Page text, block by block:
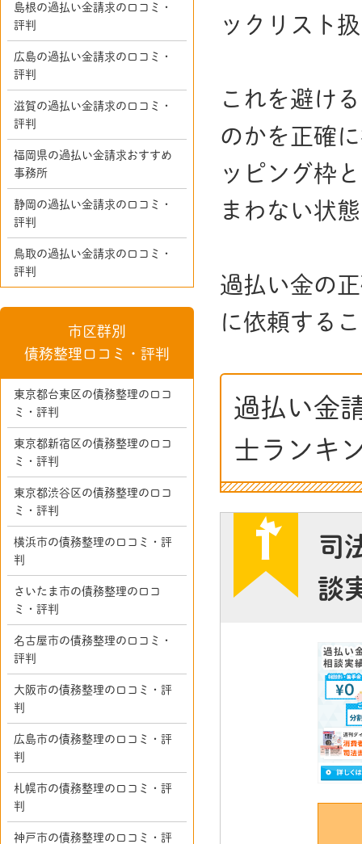
ックリスト
これを避け
のかを正確
ッピング枠
まわない状
過払い金の
に依頼する
過払い金
士ランキ
司
談
島根の過払い金請求の口コミ・
評判
広島の過払い金請求の口コミ・
評判
滋賀の過払い金請求の口コミ・
評判
福岡県の過払い金請求おすすめ
事務所
静岡の過払い金請求の口コミ・
評判
鳥取の過払い金請求の口コミ・
評判
市区群別
債務整理口コミ・評判
東京都台東区の債務整理の口コ
ミ・評判
東京都新宿区の債務整理の口コ
ミ・評判
東京都渋谷区の債務整理の口コ
ミ・評判
横浜市の債務整理の口コミ・評
判
さいたま市の債務整理の口コ
ミ・評判
名古屋市の債務整理の口コミ・
評判
大阪市の債務整理の口コミ・評
判
広島市の債務整理の口コミ・評
判
札幌市の債務整理の口コミ・評
判
神戸市の債務整理の口コミ・評